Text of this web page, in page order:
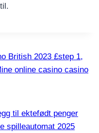
British 2023 £step 1,
online casino casino
til ektefødt penger
spilleautomat 2025